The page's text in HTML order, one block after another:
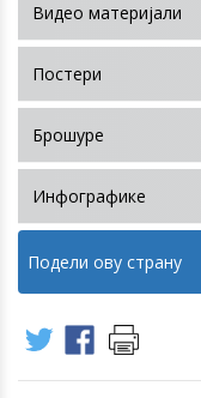
Видео материјали
Постери
Брошуре
Инфографике
Подели ову страну